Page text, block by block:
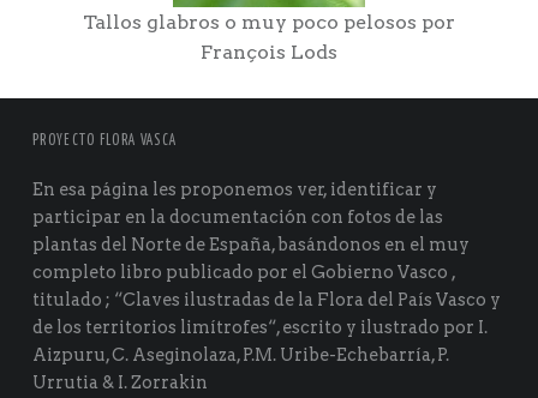
Tallos glabros o muy poco pelosos por
François Lods
PROYECTO FLORA VASCA
En esa página les proponemos ver, identificar y
participar en la documentación con fotos de las
plantas del Norte de España, basándonos en el muy
completo libro publicado por el Gobierno Vasco ,
titulado ; “Claves ilustradas de la Flora del País Vasco y
de los territorios limítrofes“, escrito y ilustrado por I.
Aizpuru, C. Aseginolaza, P.M. Uribe-Echebarría, P.
Urrutia & I. Zorrakin